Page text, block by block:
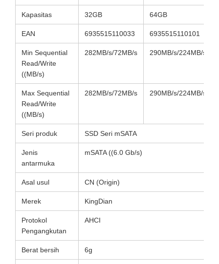
Kapasitas 32GB 64GB
EAN 6935515110033 6935515110101
Min Sequential
Read/Write
((MB/s)
282MB/s/72MB/s 290MB/s/224MB/s
Max Sequential
Read/Write
((MB/s)
282MB/s/72MB/s 290MB/s/224MB/s
Seri produk SSD Seri mSATA
Jenis
antarmuka
mSATA ((6.0 Gb/s)
Asal usul CN (Origin)
Merek KingDian
Protokol
Pengangkutan
AHCI
Berat bersih 6g